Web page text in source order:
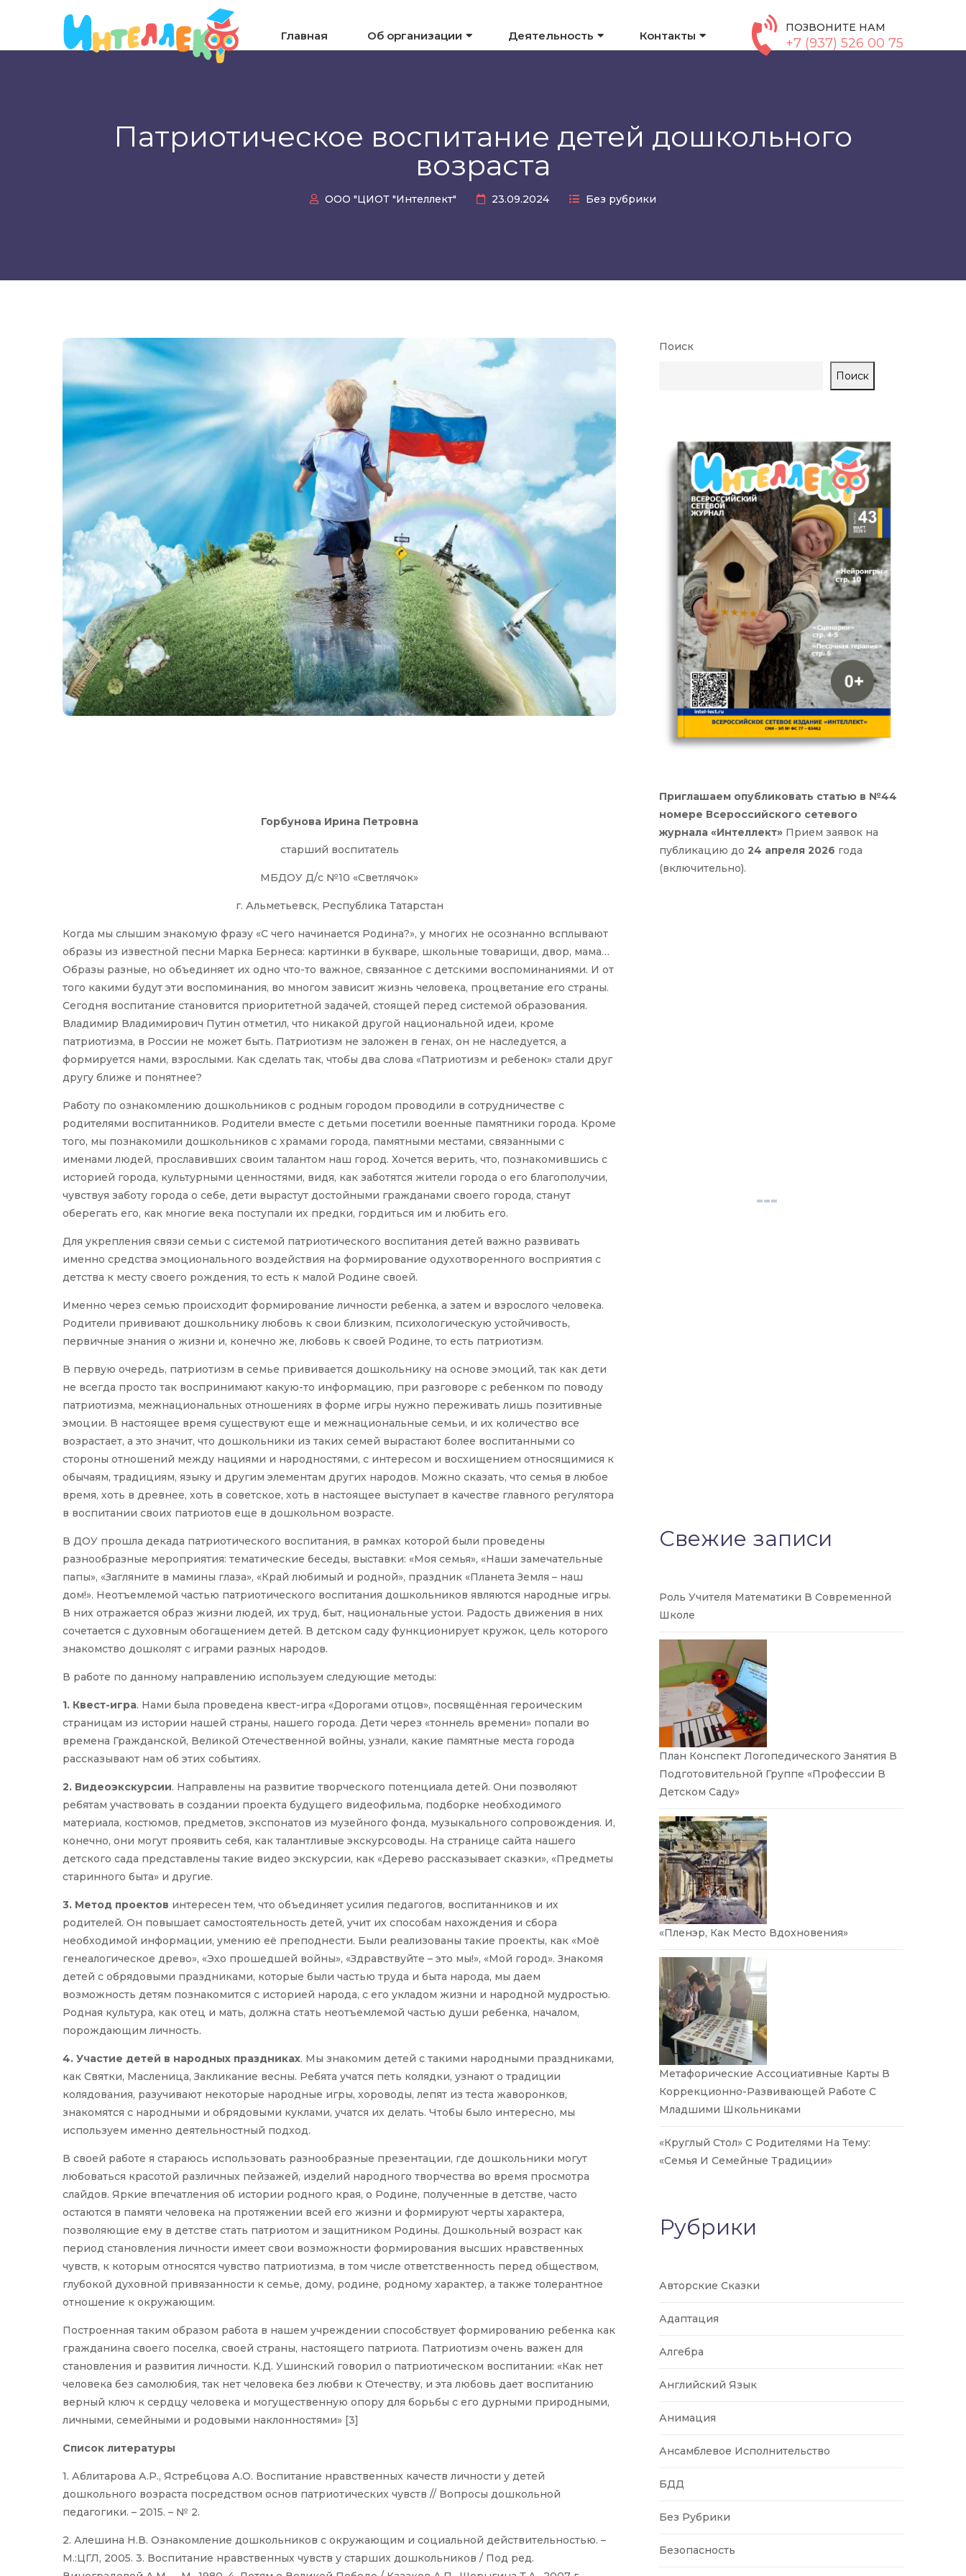
Главная Об организации Деятельность Контакты
ПОЗВОНИТЕ НАМ
+7 (937) 526 00 75
Патриотическое воспитание детей дошкольного
возраста
ООО "ЦИОТ "Интеллект" 23.09.2024 Без рубрики
Горбунова Ирина Петровна
старший воспитатель
МБДОУ Д/с №10 «Светлячок»
г. Альметьевск, Республика Татарстан
Когда мы слышим знакомую фразу «С чего начинается Родина?», у многих не осознанно всплывают
образы из известной песни Марка Бернеса: картинки в букваре, школьные товарищи, двор, мама…
Образы разные, но объединяет их одно что-то важное, связанное с детскими воспоминаниями. И от
того какими будут эти воспоминания, во многом зависит жизнь человека, процветание его страны.
Сегодня воспитание становится приоритетной задачей, стоящей перед системой образования.
Владимир Владимирович Путин отметил, что никакой другой национальной идеи, кроме
патриотизма, в России не может быть. Патриотизм не заложен в генах, он не наследуется, а
формируется нами, взрослыми. Как сделать так, чтобы два слова «Патриотизм и ребенок» стали друг
другу ближе и понятнее?
Работу по ознакомлению дошкольников с родным городом проводили в сотрудничестве с
родителями воспитанников. Родители вместе с детьми посетили военные памятники города. Кроме
того, мы познакомили дошкольников с храмами города, памятными местами, связанными с
именами людей, прославивших своим талантом наш город. Хочется верить, что, познакомившись с
историей города, культурными ценностями, видя, как заботятся жители города о его благополучии,
чувствуя заботу города о себе, дети вырастут достойными гражданами своего города, станут
оберегать его, как многие века поступали их предки, гордиться им и любить его.
Для укрепления связи семьи с системой патриотического воспитания детей важно развивать
именно средства эмоционального воздействия на формирование одухотворенного восприятия с
детства к месту своего рождения, то есть к малой Родине своей.
Именно через семью происходит формирование личности ребенка, а затем и взрослого человека.
Родители прививают дошкольнику любовь к свои близким, психологическую устойчивость,
первичные знания о жизни и, конечно же, любовь к своей Родине, то есть патриотизм.
В первую очередь, патриотизм в семье прививается дошкольнику на основе эмоций, так как дети
не всегда просто так воспринимают какую-то информацию, при разговоре с ребенком по поводу
патриотизма, межнациональных отношениях в форме игры нужно переживать лишь позитивные
эмоции. В настоящее время существуют еще и межнациональные семьи, и их количество все
возрастает, а это значит, что дошкольники из таких семей вырастают более воспитанными со
стороны отношений между нациями и народностями, с интересом и восхищением относящимися к
обычаям, традициям, языку и другим элементам других народов. Можно сказать, что семья в любое
время, хоть в древнее, хоть в советское, хоть в настоящее выступает в качестве главного регулятора
в воспитании своих патриотов еще в дошкольном возрасте.
В ДОУ прошла декада патриотического воспитания, в рамках которой были проведены
разнообразные мероприятия: тематические беседы, выставки: «Моя семья», «Наши замечательные
папы», «Загляните в мамины глаза», «Край любимый и родной», праздник «Планета Земля – наш
дом!». Неотъемлемой частью патриотического воспитания дошкольников являются народные игры.
В них отражается образ жизни людей, их труд, быт, национальные устои. Радость движения в них
сочетается с духовным обогащением детей. В детском саду функционирует кружок, цель которого
знакомство дошколят с играми разных народов.
В работе по данному направлению используем следующие методы:
1. Квест-игра. Нами была проведена квест-игра «Дорогами отцов», посвящённая героическим
страницам из истории нашей страны, нашего города. Дети через «тоннель времени» попали во
времена Гражданской, Великой Отечественной войны, узнали, какие памятные места города
рассказывают нам об этих событиях.
2. Видеоэкскурсии. Направлены на развитие творческого потенциала детей. Они позволяют
ребятам участвовать в создании проекта будущего видеофильма, подборке необходимого
материала, костюмов, предметов, экспонатов из музейного фонда, музыкального сопровождения. И,
конечно, они могут проявить себя, как талантливые экскурсоводы. На странице сайта нашего
детского сада представлены такие видео экскурсии, как «Дерево рассказывает сказки», «Предметы
старинного быта» и другие.
3. Метод проектов интересен тем, что объединяет усилия педагогов, воспитанников и их
родителей. Он повышает самостоятельность детей, учит их способам нахождения и сбора
необходимой информации, умению её преподнести. Были реализованы такие проекты, как «Моё
генеалогическое древо», «Эхо прошедшей войны», «Здравствуйте – это мы!», «Мой город». Знакомя
детей с обрядовыми праздниками, которые были частью труда и быта народа, мы даем
возможность детям познакомится с историей народа, с его укладом жизни и народной мудростью.
Родная культура, как отец и мать, должна стать неотъемлемой частью души ребенка, началом,
порождающим личность.
4. Участие детей в народных праздниках. Мы знакомим детей с такими народными праздниками,
как Святки, Масленица, Закликание весны. Ребята учатся петь колядки, узнают о традиции
колядования, разучивают некоторые народные игры, хороводы, лепят из теста жаворонков,
знакомятся с народными и обрядовыми куклами, учатся их делать. Чтобы было интересно, мы
используем именно деятельностный подход.
В своей работе я стараюсь использовать разнообразные презентации, где дошкольники могут
любоваться красотой различных пейзажей, изделий народного творчества во время просмотра
слайдов. Яркие впечатления об истории родного края, о Родине, полученные в детстве, часто
остаются в памяти человека на протяжении всей его жизни и формируют черты характера,
позволяющие ему в детстве стать патриотом и защитником Родины. Дошкольный возраст как
период становления личности имеет свои возможности формирования высших нравственных
чувств, к которым относятся чувство патриотизма, в том числе ответственность перед обществом,
глубокой духовной привязанности к семье, дому, родине, родному характер, а также толерантное
отношение к окружающим.
Построенная таким образом работа в нашем учреждении способствует формированию ребенка как
гражданина своего поселка, своей страны, настоящего патриота. Патриотизм очень важен для
становления и развития личности. К.Д. Ушинский говорил о патриотическом воспитании: «Как нет
человека без самолюбия, так нет человека без любви к Отечеству, и эта любовь дает воспитанию
верный ключ к сердцу человека и могущественную опору для борьбы с его дурными природными,
личными, семейными и родовыми наклонностями» [3]
Список литературы
1. Аблитарова А.Р., Ястребцова А.О. Воспитание нравственных качеств личности у детей
дошкольного возраста посредством основ патриотических чувств // Вопросы дошкольной
педагогики. – 2015. – № 2.
2. Алешина Н.В. Ознакомление дошкольников с окружающим и социальной действительностью. –
М.:ЦГЛ, 2005. 3. Воспитание нравственных чувств у старших дошкольников / Под ред.
Поиск
Поиск
Приглашаем опубликовать статью в №44
номере Всероссийского сетевого
журнала «Интеллект» Прием заявок на
публикацию до 24 апреля 2026 года
(включительно).
Свежие записи
Роль Учителя Математики В Современной
Школе
План Конспект Логопедического Занятия В
Подготовительной Группе «Профессии В
Детском Саду»
«Пленэр, Как Место Вдохновения»
Метафорические Ассоциативные Карты В
Коррекционно-Развивающей Работе С
Младшими Школьниками
«Круглый Стол» С Родителями На Тему:
«Семья И Семейные Традиции»
Рубрики
Авторские Сказки
Адаптация
Алгебра
Английский Язык
Анимация
Ансамблевое Исполнительство
БДД
Без Рубрики
Безопасность